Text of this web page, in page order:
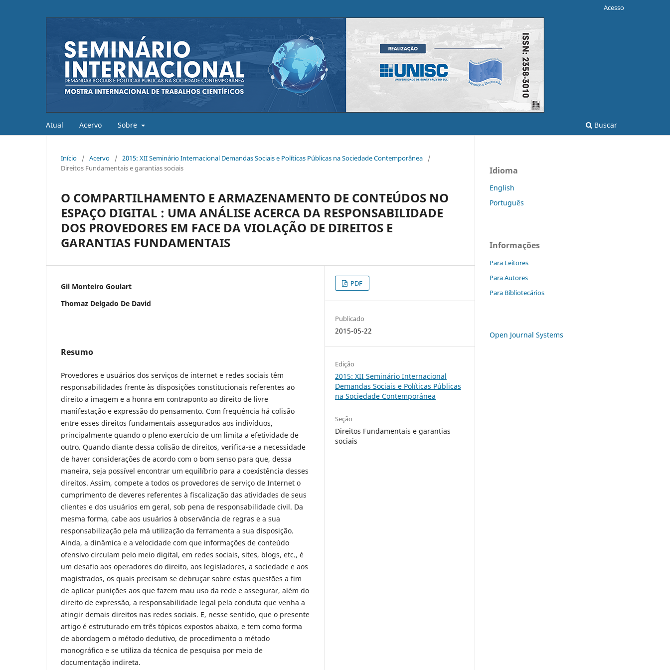
Atual Acervo Sobre Buscar
Acesso
Início / Acervo / 2015: XII Seminário Internacional Demandas Sociais e Políticas Públicas na Sociedade Contemporânea
/
Direitos Fundamentais e garantias sociais
O COMPARTILHAMENTO E ARMAZENAMENTO DE CONTEÚDOS NO
ESPAÇO DIGITAL : UMA ANÁLISE ACERCA DA RESPONSABILIDADE
DOS PROVEDORES EM FACE DA VIOLAÇÃO DE DIREITOS E
GARANTIAS FUNDAMENTAIS
Gil Monteiro Goulart
Thomaz Delgado De David
Resumo
Provedores e usuários dos serviços de internet e redes sociais têm
responsabilidades frente às disposições constitucionais referentes ao
direito a imagem e a honra em contraponto ao direito de livre
manifestação e expressão do pensamento. Com frequência há colisão
entre esses direitos fundamentais assegurados aos indivíduos,
principalmente quando o pleno exercício de um limita a efetividade de
outro. Quando diante dessa colisão de direitos, verifica-se a necessidade
de haver considerações de acordo com o bom senso para que, dessa
maneira, seja possível encontrar um equilíbrio para a coexistência desses
direitos. Assim, compete a todos os provedores de serviço de Internet o
cumprimento de deveres referentes à fiscalização das atividades de seus
clientes e dos usuários em geral, sob pena de responsabilidade civil. Da
mesma forma, cabe aos usuários à observância de regras e a sua
responsabilização pela má utilização da ferramenta a sua disposição.
Ainda, a dinâmica e a velocidade com que informações de conteúdo
ofensivo circulam pelo meio digital, em redes sociais, sites, blogs, etc., é
um desafio aos operadores do direito, aos legisladores, a sociedade e aos
magistrados, os quais precisam se debruçar sobre estas questões a fim
de aplicar punições aos que fazem mau uso da rede e assegurar, além do
direito de expressão, a responsabilidade legal pela conduta que venha a
atingir demais direitos nas redes sociais. E, nesse sentido, que o presente
artigo é estruturado em três tópicos expostos abaixo, e tem como forma
de abordagem o método dedutivo, de procedimento o método
monográfico e se utiliza da técnica de pesquisa por meio de
documentação indireta.
PDF
Publicado
2015-05-22
Edição
2015: XII Seminário Internacional
Demandas Sociais e Políticas Públicas
na Sociedade Contemporânea
Seção
Direitos Fundamentais e garantias
sociais
Idioma
English
Português
Informações
Para Leitores
Para Autores
Para Bibliotecários
Open Journal Systems